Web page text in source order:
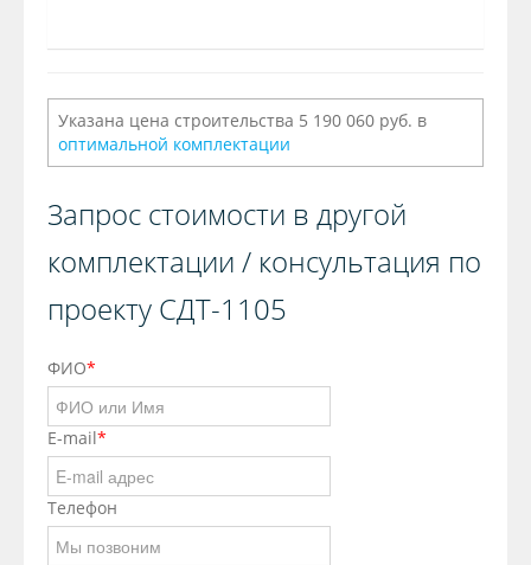
Указана цена строительства 5 190 060 руб. в
оптимальной комплектации
Запрос стоимости в другой
комплектации / консультация по
проекту СДТ-1105
ФИО*
E-mail*
Телефон